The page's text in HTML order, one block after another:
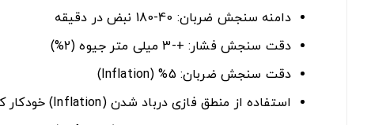
دامنه سنجش ضربان: 40-180 نبض در دقیقه
دقت سنجش فشار: +-3 میلی متر جیوه (2%)
دقت سنجش ضربان: 5% (Inflation)
استفاده از منطق فازی درباد شدن (Inflation) خودکار کاف که به افزایش دقت بسیار کمک می کند